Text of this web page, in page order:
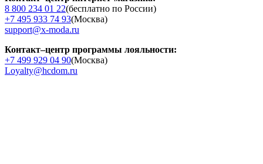
8 800 234 01 22(бесплатно по России)
+7 495 933 74 93(Москва)
support@x-moda.ru
Контакт–центр программы лояльности:
+7 499 929 04 90(Москва)
Loyalty@hcdom.ru